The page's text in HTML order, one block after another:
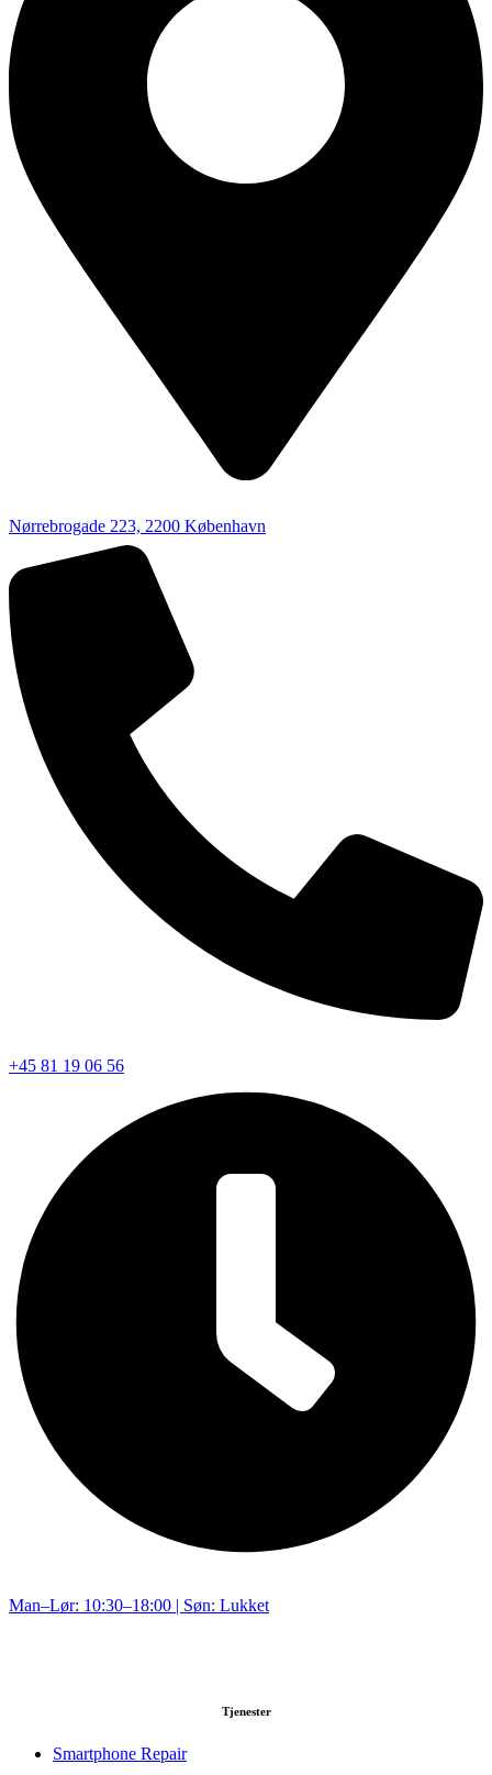
Nørrebrogade 223, 2200 København
+45 81 19 06 56
Man–Lør: 10:30–18:00 | Søn: Lukket
Tjenester
Smartphone Repair